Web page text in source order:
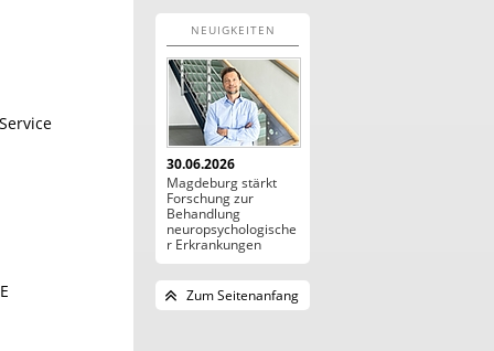
NEUIGKEITEN
30.06.2026
Magdeburg stärkt
Forschung zur
Behandlung
neuropsychologische
r Erkrankungen
Zum Seitenanfang